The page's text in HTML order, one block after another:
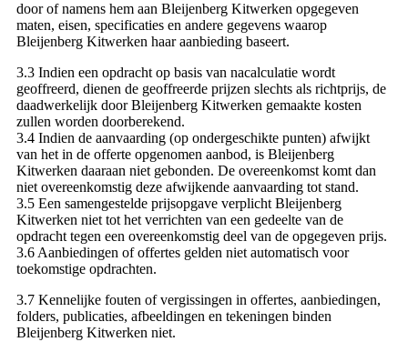
door of namens hem aan Bleijenberg Kitwerken opgegeven
maten, eisen, specificaties en andere gegevens waarop
Bleijenberg Kitwerken haar aanbieding baseert.
3.3 Indien een opdracht op basis van nacalculatie wordt
geoffreerd, dienen de geoffreerde prijzen slechts als richtprijs, de
daadwerkelijk door Bleijenberg Kitwerken gemaakte kosten
zullen worden doorberekend.
3.4 Indien de aanvaarding (op ondergeschikte punten) afwijkt
van het in de offerte opgenomen aanbod, is Bleijenberg
Kitwerken daaraan niet gebonden. De overeenkomst komt dan
niet overeenkomstig deze afwijkende aanvaarding tot stand.
3.5 Een samengestelde prijsopgave verplicht Bleijenberg
Kitwerken niet tot het verrichten van een gedeelte van de
opdracht tegen een overeenkomstig deel van de opgegeven prijs.
3.6 Aanbiedingen of offertes gelden niet automatisch voor
toekomstige opdrachten.
3.7 Kennelijke fouten of vergissingen in offertes, aanbiedingen,
folders, publicaties, afbeeldingen en tekeningen binden
Bleijenberg Kitwerken niet.